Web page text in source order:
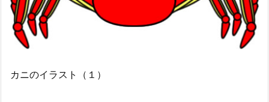
カニのイラスト（１）